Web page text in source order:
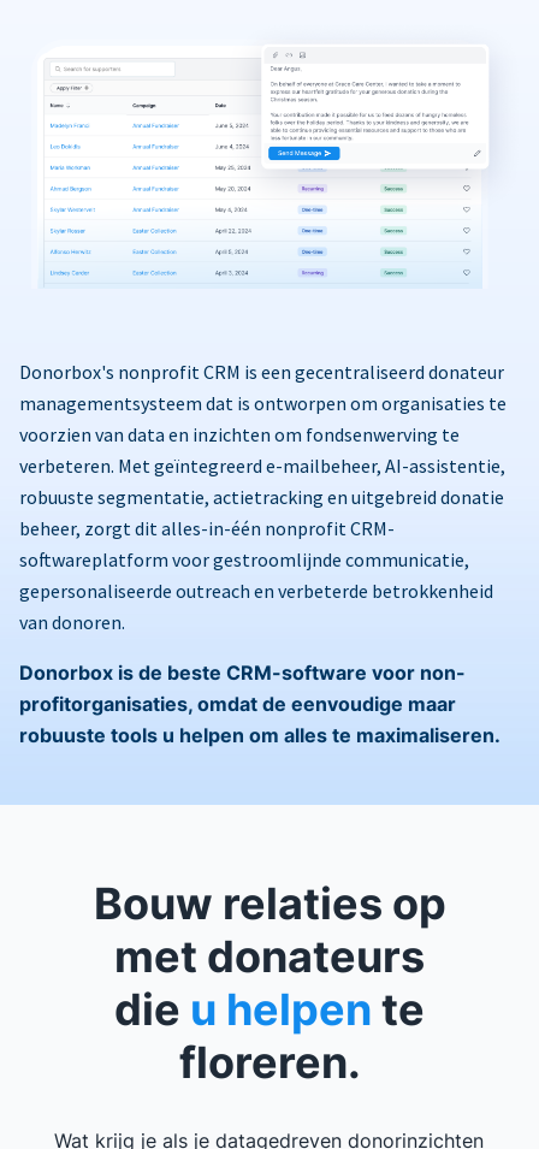
Donorbox's nonprofit CRM is een gecentraliseerd donateur
managementsysteem dat is ontworpen om organisaties te
voorzien van data en inzichten om fondsenwerving te
verbeteren. Met geïntegreerd e-mailbeheer, AI-assistentie,
robuuste segmentatie, actietracking en uitgebreid donatie
beheer, zorgt dit alles-in-één nonprofit CRM-
softwareplatform voor gestroomlijnde communicatie,
gepersonaliseerde outreach en verbeterde betrokkenheid
van donoren.
Donorbox is de beste CRM-software voor non-
profitorganisaties, omdat de eenvoudige maar
robuuste tools u helpen om alles te maximaliseren.
Bouw relaties op
met donateurs
die u helpen te
floreren.
Wat krijg je als je datagedreven donorinzichten